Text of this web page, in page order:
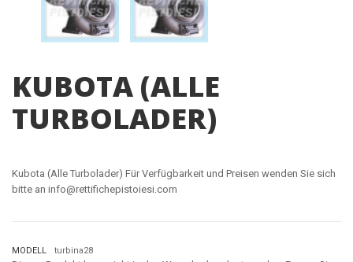
KUBOTA (ALLE
TURBOLADER)
Kubota (Alle Turbolader) Für Verfügbarkeit und Preisen wenden Sie sich
bitte an info@rettifichepistoiesi.com
MODELL turbina28